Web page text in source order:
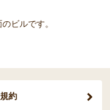
ビルです。
約